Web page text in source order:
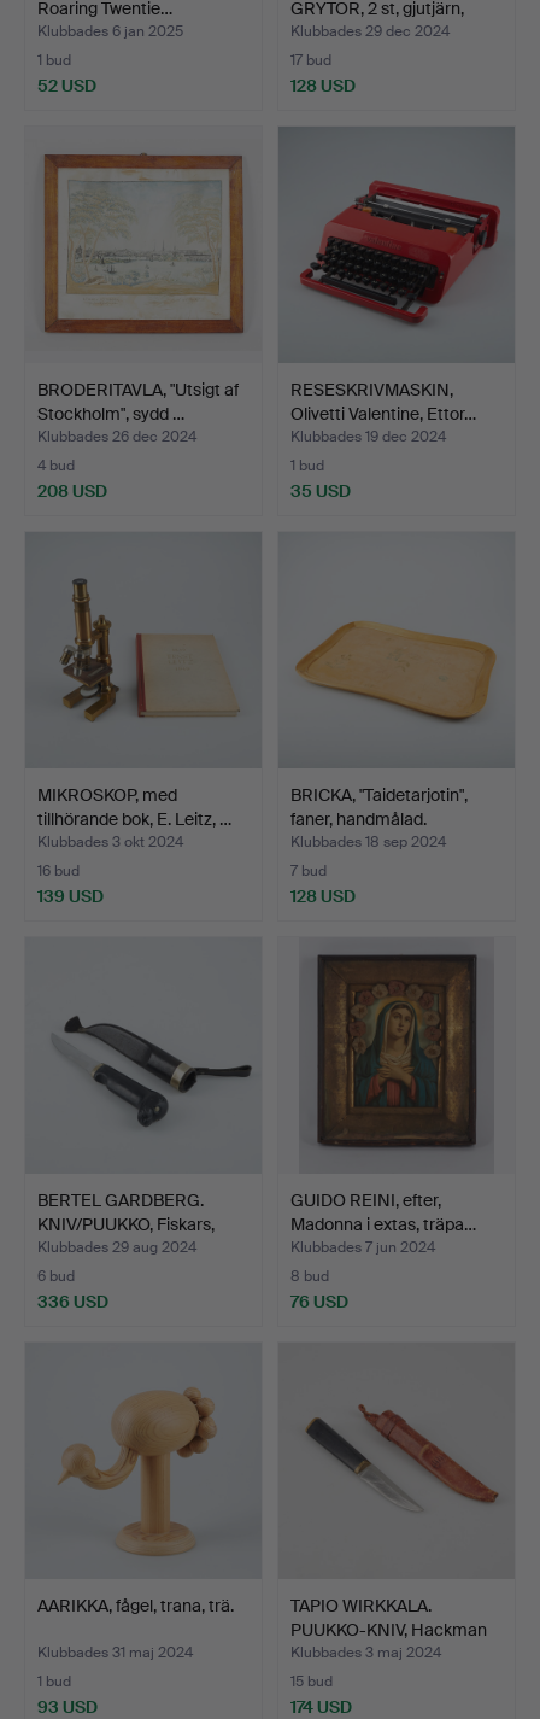
Roaring Twentie…
Klubbades 6 jan 2025
1 bud
52 USD
GRYTOR, 2 st, gjutjärn,
em…
Klubbades 29 dec 2024
17 bud
128 USD
BRODERITAVLA, "Utsigt af
Stockholm", sydd …
Klubbades 26 dec 2024
4 bud
208 USD
RESESKRIVMASKIN,
Olivetti Valentine, Ettor…
Klubbades 19 dec 2024
1 bud
35 USD
MIKROSKOP, med
tillhörande bok, E. Leitz, …
Klubbades 3 okt 2024
16 bud
139 USD
BRICKA, "Taidetarjotin",
faner, handmålad.
Klubbades 18 sep 2024
7 bud
128 USD
BERTEL GARDBERG.
KNIV/PUUKKO, Fiskars,
198…
Klubbades 29 aug 2024
6 bud
336 USD
GUIDO REINI, efter,
Madonna i extas, träpa…
Klubbades 7 jun 2024
8 bud
76 USD
AARIKKA, fågel, trana, trä.
Klubbades 31 maj 2024
1 bud
93 USD
TAPIO WIRKKALA.
PUUKKO-KNIV, Hackman
Finla…
Klubbades 3 maj 2024
15 bud
174 USD